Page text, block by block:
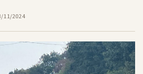
11/2024